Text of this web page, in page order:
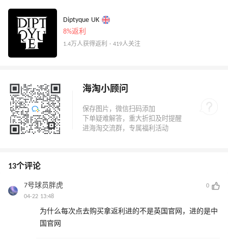
Diptyque UK
8%返利
1.4万人获得返利 · 419人关注
海淘小顾问
13个评论
7号球员胖虎
0
04-22 13:48
为什么每次点去购买拿返利进的不是英国官网，进的是中
国官网